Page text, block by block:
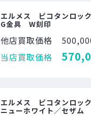
エルメス ピコタンロッ
G金具 W刻印
他店買取価格
当店買取価格
エルメス ピコタンロッ
ニューホワイト／セザ